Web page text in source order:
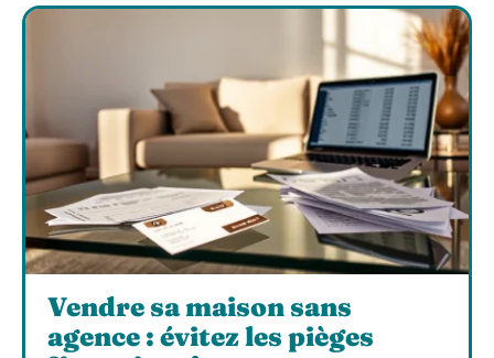
Vendre sa maison sans
agence : évitez les pièges